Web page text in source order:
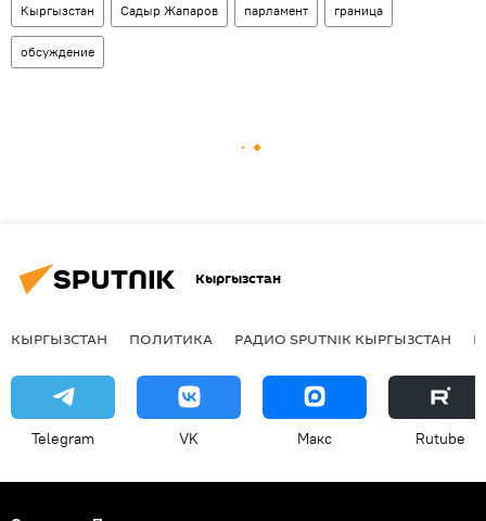
Кыргызстан Садыр Жапаров парламент граница
обсуждение
Кыргызстан
КЫРГЫЗСТАН ПОЛИТИКА РАДИО SPUTNIK КЫРГЫЗСТАН
Telegram VK Макс Rutube